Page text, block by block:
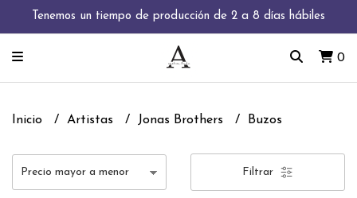
Tenemos un tiempo de producción de 2 a 8 días hábiles
0
Inicio Artistas Jonas Brothers Buzos
Filtrar